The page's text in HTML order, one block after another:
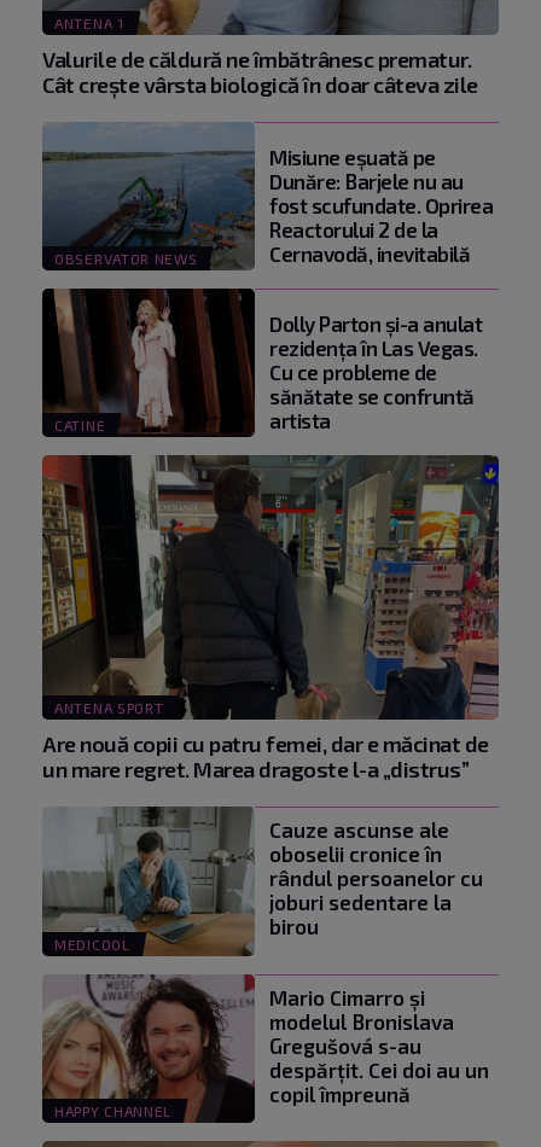
ANTENA 1
Valurile de căldură ne îmbătrânesc prematur.
Cât crește vârsta biologică în doar câteva zile
OBSERVATOR NEWS
Misiune eșuată pe
Dunăre: Barjele nu au
fost scufundate. Oprirea
Reactorului 2 de la
Cernavodă, inevitabilă
CATINE
Dolly Parton și-a anulat
rezidența în Las Vegas.
Cu ce probleme de
sănătate se confruntă
artista
ANTENA SPORT
Are nouă copii cu patru femei, dar e măcinat de
un mare regret. Marea dragoste l-a „distrus”
MEDICOOL
Cauze ascunse ale
oboselii cronice în
rândul persoanelor cu
joburi sedentare la
birou
HAPPY CHANNEL
Mario Cimarro și
modelul Bronislava
Gregušová s-au
despărțit. Cei doi au un
copil împreună